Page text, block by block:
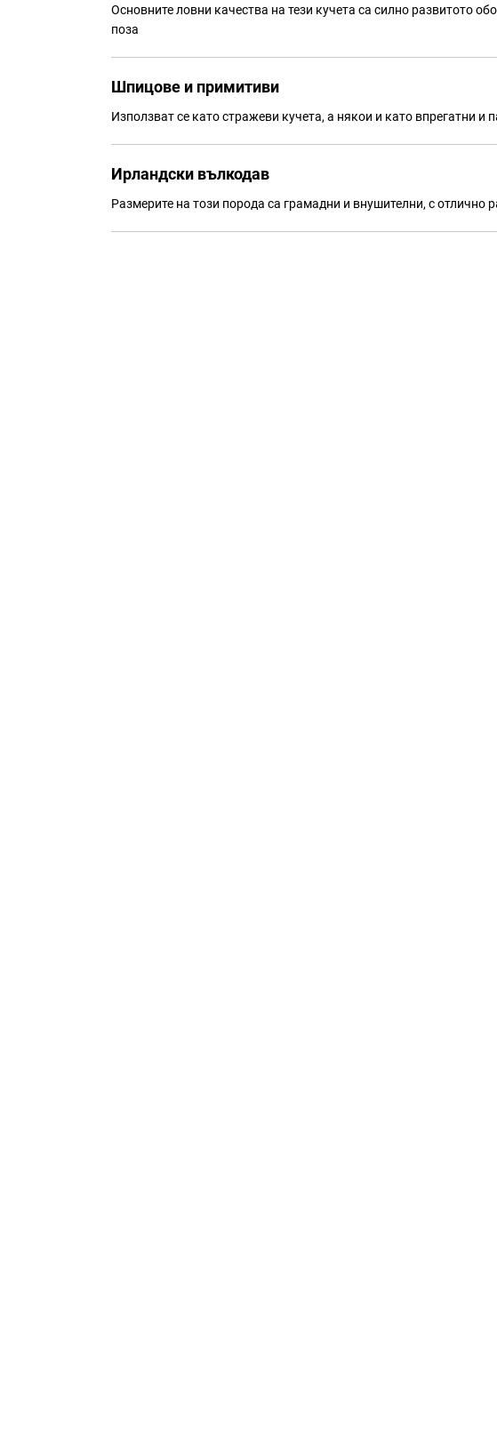
Основните ловни качества на тези кучета са силно развитото
поза
Шпицове и примитиви
Използват се като стражеви кучета, а някои и като впрегатни и
Ирландски вълкодав
Размерите на този порода са грамадни и внушителни, с отлично